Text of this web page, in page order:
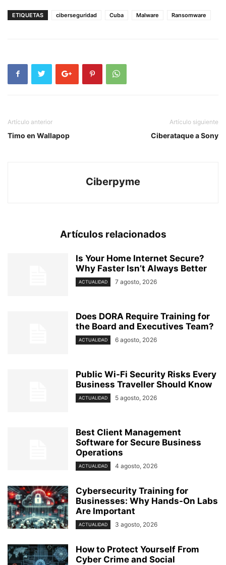
ETIQUETAS ciberseguridad Cuba Malware Ransomware
Artículo anterior
Timo en Wallapop
Artículo siguiente
Ciberataque a Sony
Ciberpyme
Artículos relacionados
Is Your Home Internet Secure?
Why Faster Isn’t Always Better
ACTUALIDAD 7 agosto, 2026
Does DORA Require Training for
the Board and Executives Team?
ACTUALIDAD 6 agosto, 2026
Public Wi-Fi Security Risks Every
Business Traveller Should Know
ACTUALIDAD 5 agosto, 2026
Best Client Management
Software for Secure Business
Operations
ACTUALIDAD 4 agosto, 2026
Cybersecurity Training for
Businesses: Why Hands-On Labs
Are Important
ACTUALIDAD 3 agosto, 2026
How to Protect Yourself From
Cyber Crime and Social